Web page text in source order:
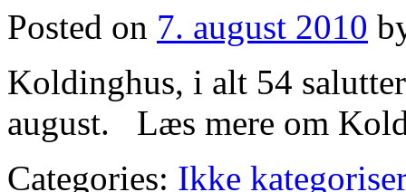
Posted on 7. august 2010
Koldinghus, i alt 54
august. Læs mere om
Categories: Ikke